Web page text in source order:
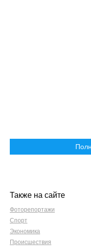
Также на сайте
Фоторепортажи
Спорт
Экономика
Происшествия